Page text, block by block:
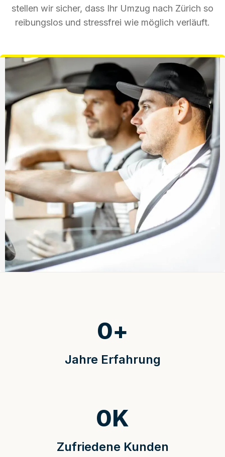
stellen wir sicher, dass Ihr Umzug nach Zürich so
reibungslos und stressfrei wie möglich verläuft.
Jahre Erfahrung
0+
Zufriedene Kunden
0K